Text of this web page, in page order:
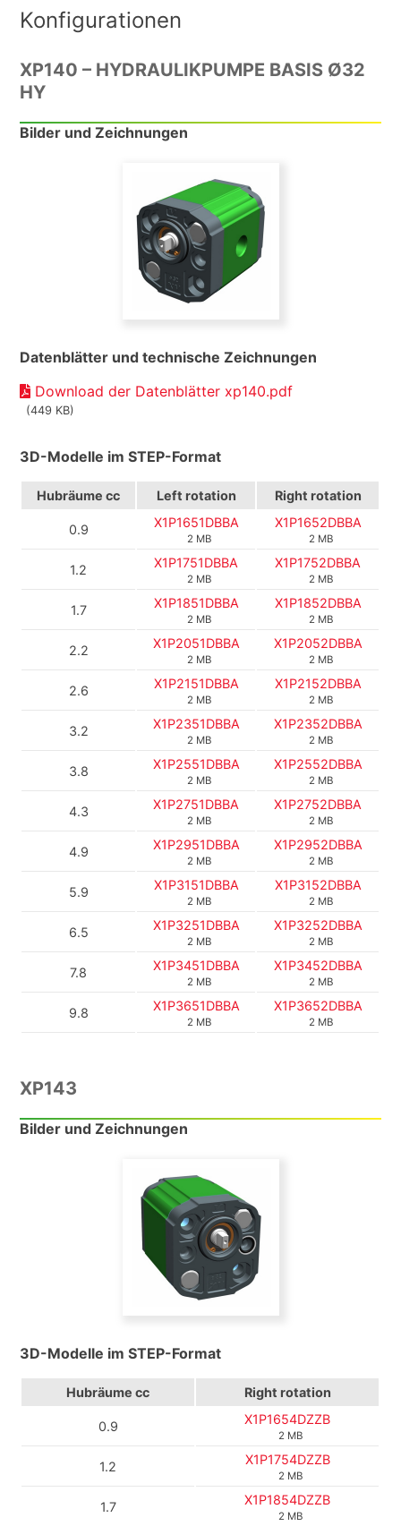
Konfigurationen
XP140 – HYDRAULIKPUMPE BASIS Ø32
HY
Bilder und Zeichnungen
Datenblätter und technische Zeichnungen
Download der Datenblätter xp140.pdf
(449 KB)
3D-Modelle im STEP-Format
Hubräume cc Left rotation Right rotation
0.9 X1P1651DBBA
2 MB
X1P1652DBBA
2 MB
1.2 X1P1751DBBA
2 MB
X1P1752DBBA
2 MB
1.7 X1P1851DBBA
2 MB
X1P1852DBBA
2 MB
2.2 X1P2051DBBA
2 MB
X1P2052DBBA
2 MB
2.6 X1P2151DBBA
2 MB
X1P2152DBBA
2 MB
3.2 X1P2351DBBA
2 MB
X1P2352DBBA
2 MB
3.8 X1P2551DBBA
2 MB
X1P2552DBBA
2 MB
4.3 X1P2751DBBA
2 MB
X1P2752DBBA
2 MB
4.9 X1P2951DBBA
2 MB
X1P2952DBBA
2 MB
5.9 X1P3151DBBA
2 MB
X1P3152DBBA
2 MB
6.5 X1P3251DBBA
2 MB
X1P3252DBBA
2 MB
7.8 X1P3451DBBA
2 MB
X1P3452DBBA
2 MB
9.8 X1P3651DBBA
2 MB
X1P3652DBBA
2 MB
XP143
Bilder und Zeichnungen
3D-Modelle im STEP-Format
Hubräume cc Right rotation
0.9 X1P1654DZZB
2 MB
1.2 X1P1754DZZB
2 MB
1.7 X1P1854DZZB
2 MB